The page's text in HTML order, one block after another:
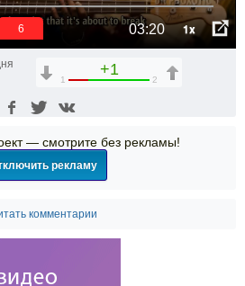
03:20 1x
6
+1
1 2
— смотрите без рекламы!
рекламу
комментарии